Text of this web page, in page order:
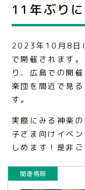
11年ぶり
2023年10月8日
で開催されます
り、広島での開
楽団を間近で見
す。
実際にみる神楽
子さま向けイベ
しめます！是非
関連情報